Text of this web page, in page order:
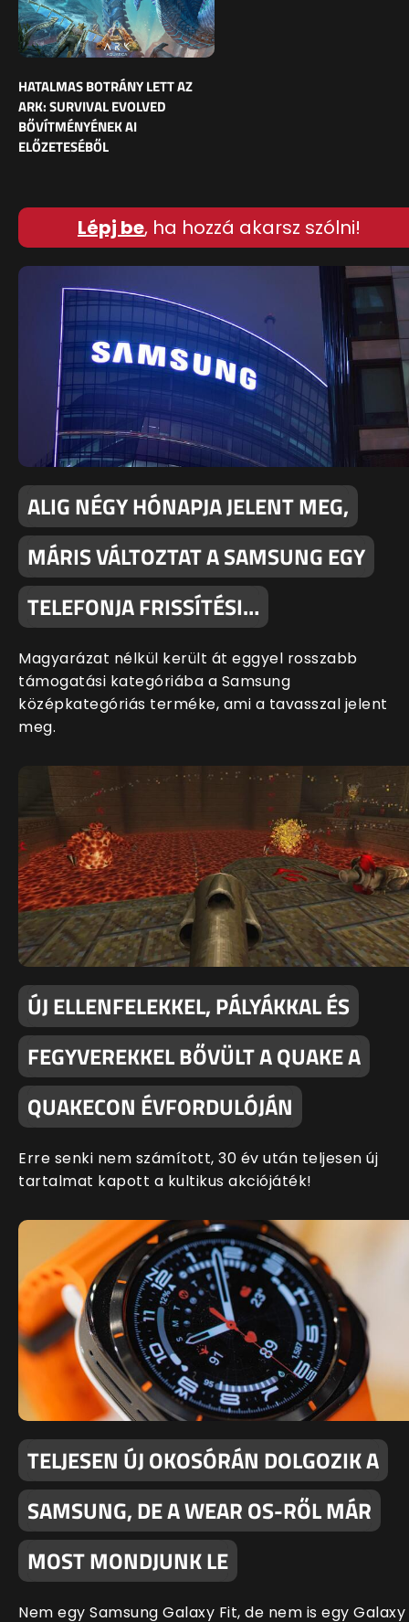
HATALMAS BOTRÁNY LETT AZ
ARK: SURVIVAL EVOLVED
BŐVÍTMÉNYÉNEK AI
ELŐZETESÉBŐL
Lépj be, ha hozzá akarsz szólni!
ALIG NÉGY HÓNAPJA JELENT MEG,
MÁRIS VÁLTOZTAT A SAMSUNG EGY
TELEFONJA FRISSÍTÉSI…
Magyarázat nélkül került át eggyel rosszabb
támogatási kategóriába a Samsung
középkategóriás terméke, ami a tavasszal jelent
meg.
ÚJ ELLENFELEKKEL, PÁLYÁKKAL ÉS
FEGYVEREKKEL BŐVÜLT A QUAKE A
QUAKECON ÉVFORDULÓJÁN
Erre senki nem számított, 30 év után teljesen új
tartalmat kapott a kultikus akciójáték!
TELJESEN ÚJ OKOSÓRÁN DOLGOZIK A
SAMSUNG, DE A WEAR OS-RŐL MÁR
MOST MONDJUNK LE
Nem egy Samsung Galaxy Fit, de nem is egy Galaxy